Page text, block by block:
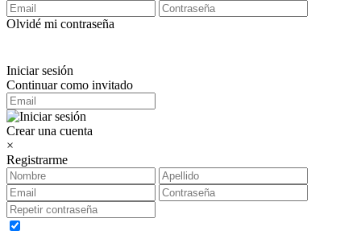
Olvidé mi contraseña
Iniciar sesión
Continuar como invitado
Crear una cuenta
×
Registrarme